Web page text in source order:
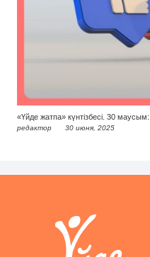
«Үйде жатпа» күнтізбесі. 30
редактор 30 июня, 2025